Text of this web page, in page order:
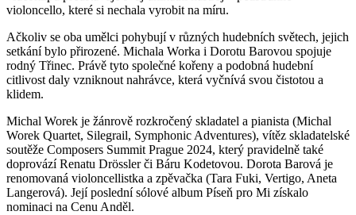
violoncello, které si nechala vyrobit na míru.
Ačkoliv se oba umělci pohybují v různých hudebních světech, jejich
setkání bylo přirozené. Michala Worka i Dorotu Barovou spojuje
rodný Třinec. Právě tyto společné kořeny a podobná hudební
citlivost daly vzniknout nahrávce, která vyčnívá svou čistotou a
klidem.
Michal Worek je žánrově rozkročený skladatel a pianista (Michal
Worek Quartet, Silegrail, Symphonic Adventures), vítěz skladatelské
soutěže Composers Summit Prague 2024, který pravidelně také
doprovází Renatu Drössler či Báru Kodetovou. Dorota Barová je
renomovaná violoncellistka a zpěvačka (Tara Fuki, Vertigo, Aneta
Langerová). Její poslední sólové album Píseň pro Mi získalo
nominaci na Cenu Anděl.